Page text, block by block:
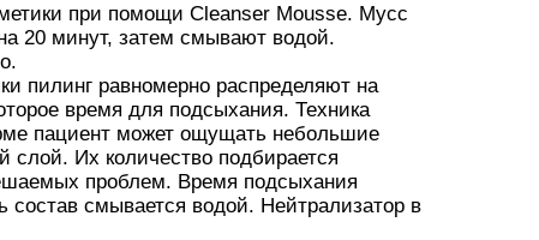
при помощи Cleanser Mousse. Мусс
20 минут, затем смывают водой.
пилинг равномерно распределяют на
время для подсыхания. Техника
пациент может ощущать небольшие
Их количество подбирается
проблем. Время подсыхания
смывается водой. Нейтрализатор в